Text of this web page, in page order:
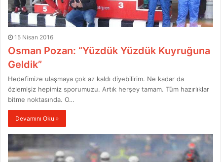
15 Nisan 2016
Osman Pozan: “Yüzdük Yüzdük Kuyruğuna
Geldik”
Hedefimize ulaşmaya çok az kaldı diyebilirim. Ne kadar da
özlemişiz hepimiz sporumuzu. Artık herşey tamam. Tüm hazırlıklar
bitme noktasında. O…
Devamını Oku »